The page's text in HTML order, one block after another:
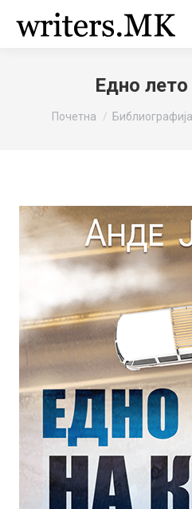
Едно
You are here:
Почетна Библиографија